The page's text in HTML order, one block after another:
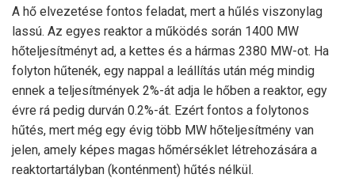
A hő elvezetése fontos feladat, mert a hűlés viszonylag
lassú. Az egyes reaktor a működés során 1400 MW
hőteljesítményt ad, a kettes és a hármas 2380 MW-ot. Ha
folyton hűtenék, egy nappal a leállítás után még mindig
ennek a teljesítmények 2%-át adja le hőben a reaktor, egy
évre rá pedig durván 0.2%-át. Ezért fontos a folytonos
hűtés, mert még egy évig több MW hőteljesítmény van
jelen, amely képes magas hőmérséklet létrehozására a
reaktortartályban (konténment) hűtés nélkül.